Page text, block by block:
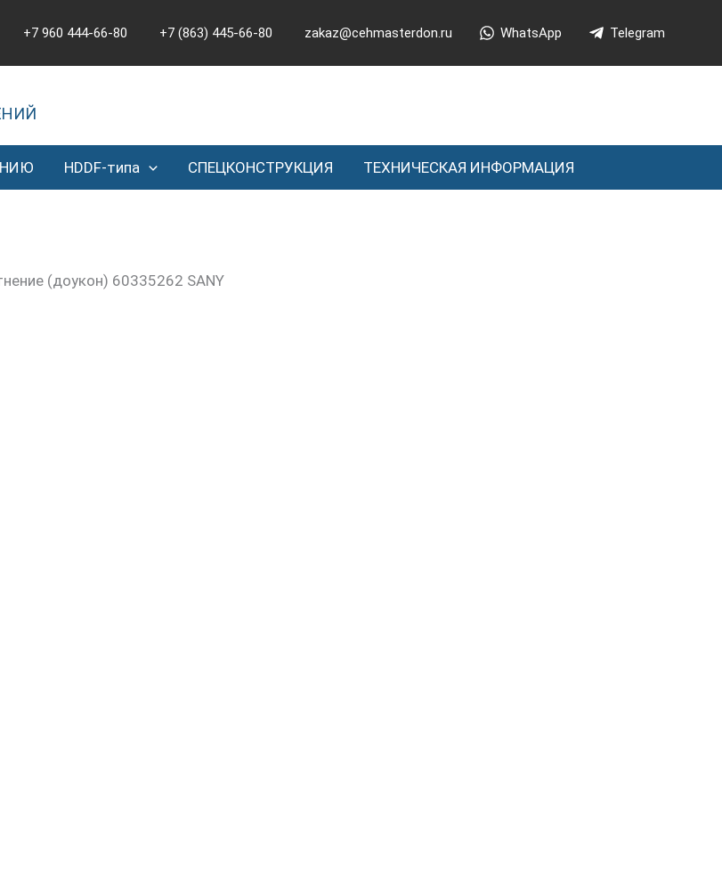
+7 960 444-66-80 +7 (863) 445-66-80 zakaz@cehmasterdon.ru WhatsApp Telegram
HDDF-типа СПЕЦКОНСТРУКЦИЯ ТЕХНИЧЕСКАЯ ИНФОРМАЦИЯ
(доукон) 60335262 SANY